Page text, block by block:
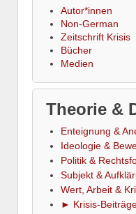
Autor*innen
Non-German
Zeitschrift Krisis
Bücher
Medien
Theorie &
Enteignung &
Ideologie &
Politik &
Subjekt &
Wert, Arbeit &
► Krisis-